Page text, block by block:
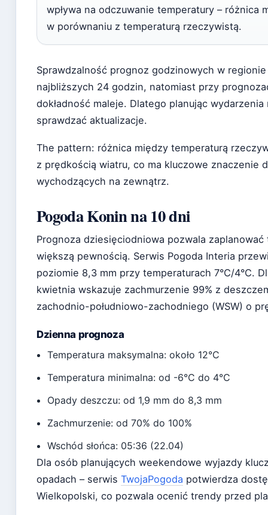
wpływa na odczuwanie temperatury – różnica
w porównaniu z temperaturą rzeczywistą.
Sprawdzalność prognoz godzinowych w
najbliższych 24 godzin, natomiast przy
dokładność maleje. Dlatego planując
sprawdzać aktualizacje.
The pattern: różnica między temperaturą
z prędkością wiatru, co ma kluczowe znaczenie
wychodzących na zewnątrz.
Pogoda Konin na 10 dni
Prognoza dziesięciodniowa pozwala
większą pewnością. Serwis Pogoda Interia
poziomie 8,3 mm przy temperaturach 7°C/4°C.
kwietnia wskazuje zachmurzenie 99% z
zachodnio-południowo-zachodniego (WSW) o
Dzienna prognoza
Temperatura maksymalna: około 12°C
Temperatura minimalna: od -6°C do 4°C
Opady deszczu: od 1,9 mm do 8,3 mm
Zachmurzenie: od 70% do 100%
Wschód słońca: 05:36 (22.04)
Dla osób planujących weekendowe wyjazdy
opadach – serwis TwojaPogoda potwierdza
Wielkopolski, co pozwala ocenić trendy przed